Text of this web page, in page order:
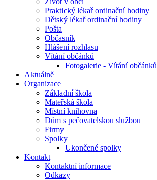
Praktický lékař ordinační hodiny
Dětský lékař ordinační hodiny
Pošta
Občasník
Hlášení rozhlasu
Vítání občánků
Fotogalerie - Vítání občánků
Aktuálně
Organizace
Základní škola
Mateřská škola
Místní knihovna
Dům s pečovatelskou službou
Firmy
Spolky
Ukončené spolky
Kontakt
Kontaktní informace
Odkazy